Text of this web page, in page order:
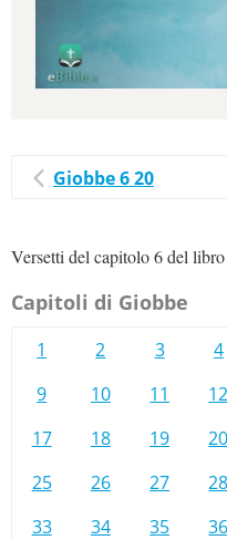
Giobbe 6 20
Versetti del capitolo 6 del
Capitoli di Giobbe
1 2 3 4
9
10 11 12
17
18 19 20
25
26 27 28
33
34 35 36